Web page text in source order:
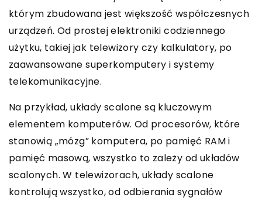
którym zbudowana jest większość współczesnych
urządzeń. Od prostej elektroniki codziennego
użytku, takiej jak telewizory czy kalkulatory, po
zaawansowane superkomputery i systemy
telekomunikacyjne.
Na przykład, układy scalone są kluczowym
elementem komputerów. Od procesorów, które
stanowią „mózg” komputera, po pamięć RAM i
pamięć masową, wszystko to zależy od układów
scalonych. W telewizorach, układy scalone
kontrolują wszystko, od odbierania sygnałów